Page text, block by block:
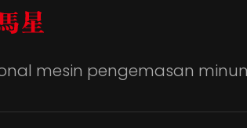
mesin pengemasan